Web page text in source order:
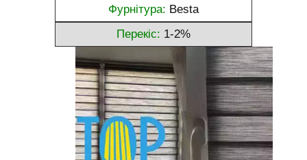
Фурнітура: Besta
Перекіс: 1-2%